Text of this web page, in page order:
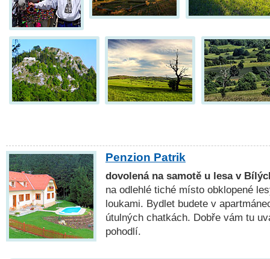
Penzion Patrik
dovolená na samotě u lesa v
na odlehlé tiché místo obklopené
loukami. Bydlet budete v
útulných chatkách. Dobře vám tu
pohodlí.